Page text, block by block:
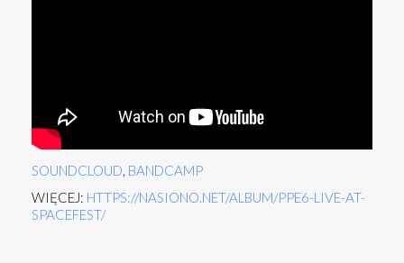
SOUNDCLOUD, BANDCAMP
WIĘCEJ: HTTPS://NASIONO.NET/ALBUM/PPE6-LIVE-AT-
SPACEFEST/